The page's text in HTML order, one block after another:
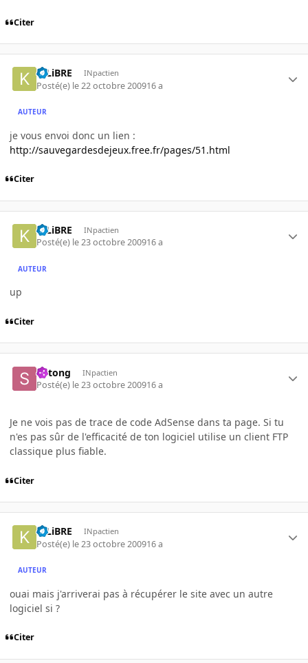
Citer
K-LiBRE INpactien
Posté(e) le 22 octobre 200916 a
AUTEUR
je vous envoi donc un lien :
http://sauvegardesdejeux.free.fr/pages/51.html
Citer
K-LiBRE INpactien
Posté(e) le 23 octobre 200916 a
AUTEUR
up
Citer
Shtong INpactien
Posté(e) le 23 octobre 200916 a
Je ne vois pas de trace de code AdSense dans ta page. Si tu
n'es pas sûr de l'efficacité de ton logiciel utilise un client FTP
classique plus fiable.
Citer
K-LiBRE INpactien
Posté(e) le 23 octobre 200916 a
AUTEUR
ouai mais j'arriverai pas à récupérer le site avec un autre
logiciel si ?
Citer